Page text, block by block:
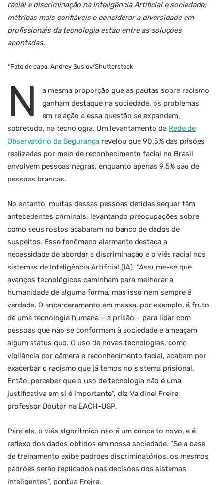
racial e discriminação na Inteligência Artificial e sociedade;
métricas mais confiáveis e considerar a diversidade em
profissionais da tecnologia estão entre as soluções
apontadas.
*Foto de capa: Andrey Suslov/Shutterstock
N
a mesma proporção que as pautas sobre racismo
ganham destaque na sociedade, os problemas
em relação a essa questão se expandem,
sobretudo, na tecnologia. Um levantamento da Rede de
Observatório da Segurança revelou que 90,5% das prisões
realizadas por meio de reconhecimento facial no Brasil
envolvem pessoas negras, enquanto apenas 9,5% são de
pessoas brancas.
No entanto, muitas dessas pessoas detidas sequer têm
antecedentes criminais, levantando preocupações sobre
como seus rostos acabaram no banco de dados de
suspeitos. Esse fenômeno alarmante destaca a
necessidade de abordar a discriminação e o viés racial nos
sistemas de Inteligência Artificial (IA). “Assume-se que
avanços tecnológicos caminham para melhorar a
humanidade de alguma forma, mas isso nem sempre é
verdade. O encarceramento em massa, por exemplo, é fruto
de uma tecnologia humana – a prisão – para lidar com
pessoas que não se conformam à sociedade e ameaçam
algum status quo. O uso de novas tecnologias, como
vigilância por câmera e reconhecimento facial, acabam por
exacerbar o racismo que já temos no sistema prisional.
Então, perceber que o uso de tecnologia não é uma
justificativa em si é importante”, diz Valdinei Freire,
professor Doutor na EACH-USP.
Para ele, o viés algorítmico não é um conceito novo, e é
reflexo dos dados obtidos em nossa sociedade. “Se a base
de treinamento exibe padrões discriminatórios, os mesmos
padrões serão replicados nas decisões dos sistemas
inteligentes”, pontua Freire.